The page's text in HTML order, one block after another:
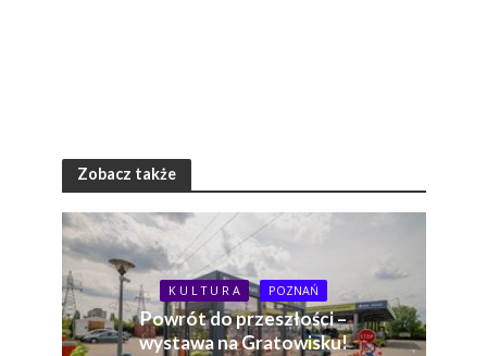
Zobacz także
K U L T U R A POZNAŃ
Powrót do przeszłości –
wystawa na Gratowisku!